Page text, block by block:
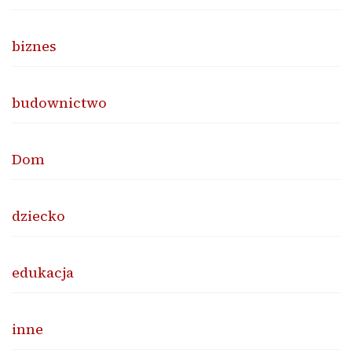
biznes
budownictwo
Dom
dziecko
edukacja
inne